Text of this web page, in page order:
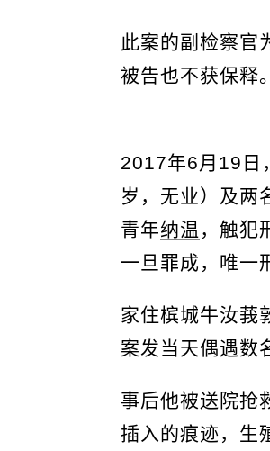
此案的副检察官
被告也不获保释。
2017年6月19日
岁，无业）及两
青年纳温 ，触犯
一旦罪成，唯一
家住槟城牛汝莪
案发当天偶遇数
事后他被送院抢
插入的痕迹，生